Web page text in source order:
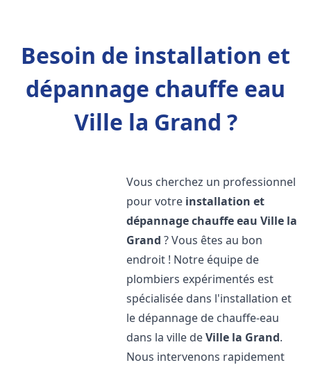
Besoin de installation et
dépannage chauffe eau
Ville la Grand ?
Vous cherchez un professionnel
pour votre installation et
dépannage chauffe eau Ville la
Grand ? Vous êtes au bon
endroit ! Notre équipe de
plombiers expérimentés est
spécialisée dans l'installation et
le dépannage de chauffe-eau
dans la ville deVille la Grand.
Nous intervenons rapidement